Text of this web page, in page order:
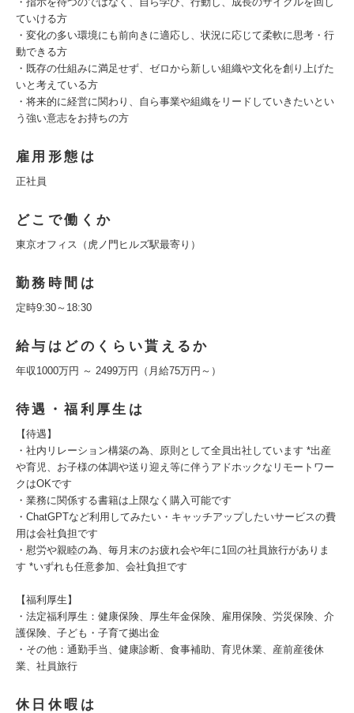
ていける方
・変化の多い環境にも前向きに適応し、状況に応じて柔軟に思考・行
動できる方
・既存の仕組みに満足せず、ゼロから新しい組織や文化を創り上げた
いと考えている方
・将来的に経営に関わり、自ら事業や組織をリードしていきたいとい
う強い意志をお持ちの方
雇用形態は
正社員
どこで働くか
東京オフィス（虎ノ門ヒルズ駅最寄り）
勤務時間は
定時9:30～18:30
給与はどのくらい貰えるか
年収1000万円 ～ 2499万円（月給75万円～）
待遇・福利厚生は
【待遇】
・社内リレーション構築の為、原則として全員出社しています *出産
や育児、お子様の体調や送り迎え等に伴うアドホックなリモートワー
クはOKです
・業務に関係する書籍は上限なく購入可能です
・ChatGPTなど利用してみたい・キャッチアップしたいサービスの費
用は会社負担です
・慰労や親睦の為、毎月末のお疲れ会や年に1回の社員旅行がありま
す *いずれも任意参加、会社負担です
【福利厚生】
・法定福利厚生：健康保険、厚生年金保険、雇用保険、労災保険、介
護保険、子ども・子育て拠出金
・その他：通勤手当、健康診断、食事補助、育児休業、産前産後休
業、社員旅行
休日休暇は